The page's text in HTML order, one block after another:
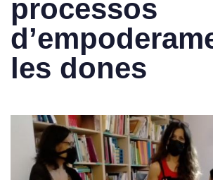
processos
les dones